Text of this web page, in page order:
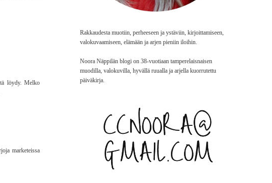
löydy. Melko
marketeissa
Rakkaudesta muotiin, perheeseen ja ystäviin, kirjoittamiseen,
valokuvaamiseen, elämään ja arjen pieniin iloihin.
Noora Näppilän blogi on 38-vuotiaan tamperelaisnaisen
muodilla, valokuvilla, hyvällä ruualla ja arjella kuorrutettu
päiväkirja.